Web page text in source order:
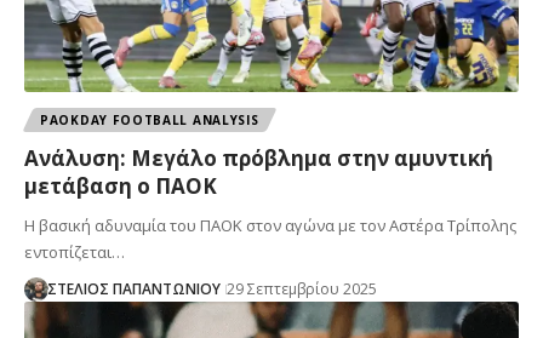
PAOKDAY FOOTBALL ANALYSIS
Aνάλυση: Μεγάλο πρόβλημα στην αμυντική
μετάβαση ο ΠΑΟΚ
Η βασική αδυναμία του ΠΑΟΚ στον αγώνα με τον Αστέρα Τρίπολης
εντοπίζεται…
ΣΤΕΛΙΟΣ ΠΑΠΑΝΤΩΝΙΟΥ 29 Σεπτεμβρίου 2025